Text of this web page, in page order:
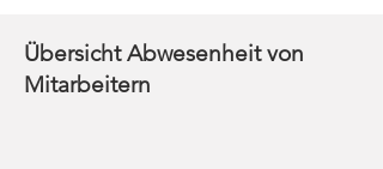
Übersicht Abwesenheit von
Mitarbeitern